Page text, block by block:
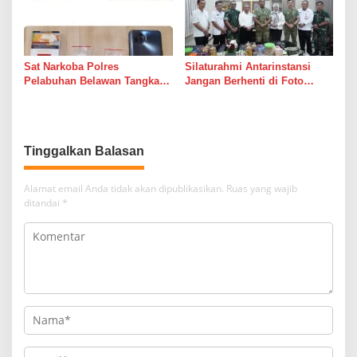
Sat Narkoba Polres
Pelabuhan Belawan Tangkap
Silaturahmi Antarinstansi
Jangan Berhenti di Foto
Tinggalkan Balasan
Alamat email Anda tidak akan dipublikasikan. Ruas yang wajib
ditandai *